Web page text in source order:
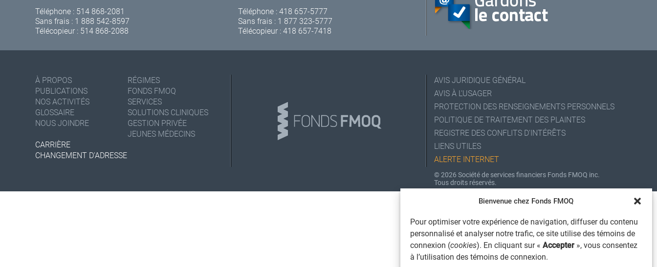
Bienvenue chez Fonds FMOQ
Pour optimiser votre expérience de navigation, diffuser du contenu
personnalisé et analyser notre trafic, ce site utilise des témoins de
connexion (cookies). En cliquant sur « Accepter », vous consentez
à l’utilisation des témoins de connexion.
Téléphone : 514 868-2081
Sans frais : 1 888 542-8597
Télécopieur : 514 868-2088
Téléphone :418 657-5777
Sans frais : 1 877 323-5777
Télécopieur : 418 657-7418
À PROPOS
PUBLICATIONS
NOS ACTIVITÉS
GLOSSAIRE
NOUS JOINDRE
RÉGIMES
FONDS FMOQ
SERVICES
SOLUTIONS CLINIQUES
GESTION PRIVÉE
JEUNES MÉDECINS
CARRIÈRE
CHANGEMENT D'ADRESSE
AVIS JURIDIQUE GÉNÉRAL
AVIS À L'USAGER
PROTECTION DES RENSEIGNEMENTS PERSONNELS
POLITIQUE DE TRAITEMENT DES PLAINTES
REGISTRE DES CONFLITS D'INTÉRÊTS
LIENS UTILES
ALERTE INTERNET
© 2026 Société de services financiers Fonds FMOQ inc.
Tous droits réservés.